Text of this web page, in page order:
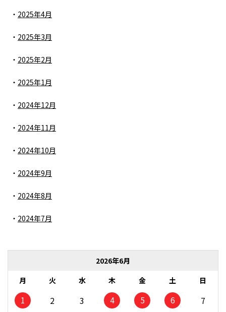
2025年4月
2025年3月
2025年2月
2025年1月
2024年12月
2024年11月
2024年10月
2024年9月
2024年8月
2024年7月
2026年6月
月
火 水 木 金 土 日
1 2 3 4 5 6 7